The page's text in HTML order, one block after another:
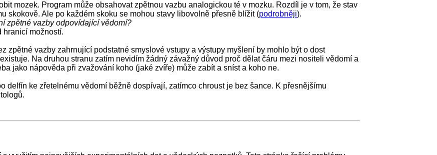
mozek. Program může obsahovat zpětnou vazbu analogickou té v mozku. Rozdíl je v tom, že stav
skokově. Ale po každém skoku se mohou stavy libovolně přesně blížit (podrobněji).
zpětné vazby odpovídající vědomí?
hranicí možností.
zpětné vazby zahrnující podstatné smyslové vstupy a výstupy myšlení by mohlo být o dost
Na druhou stranu zatím nevidím žádný závažný důvod proč dělat čáru mezi nositeli vědomí a
jako nápověda při zvažování koho (jaké zvíře) může zabít a sníst a koho ne.
delfín ke zřetelnému vědomí běžně dospívají, zatímco chroust je bez šance. K přesnějšímu